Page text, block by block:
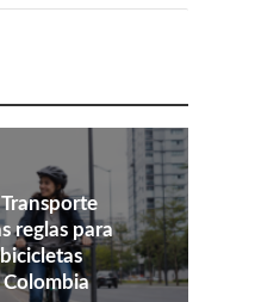
reglas para